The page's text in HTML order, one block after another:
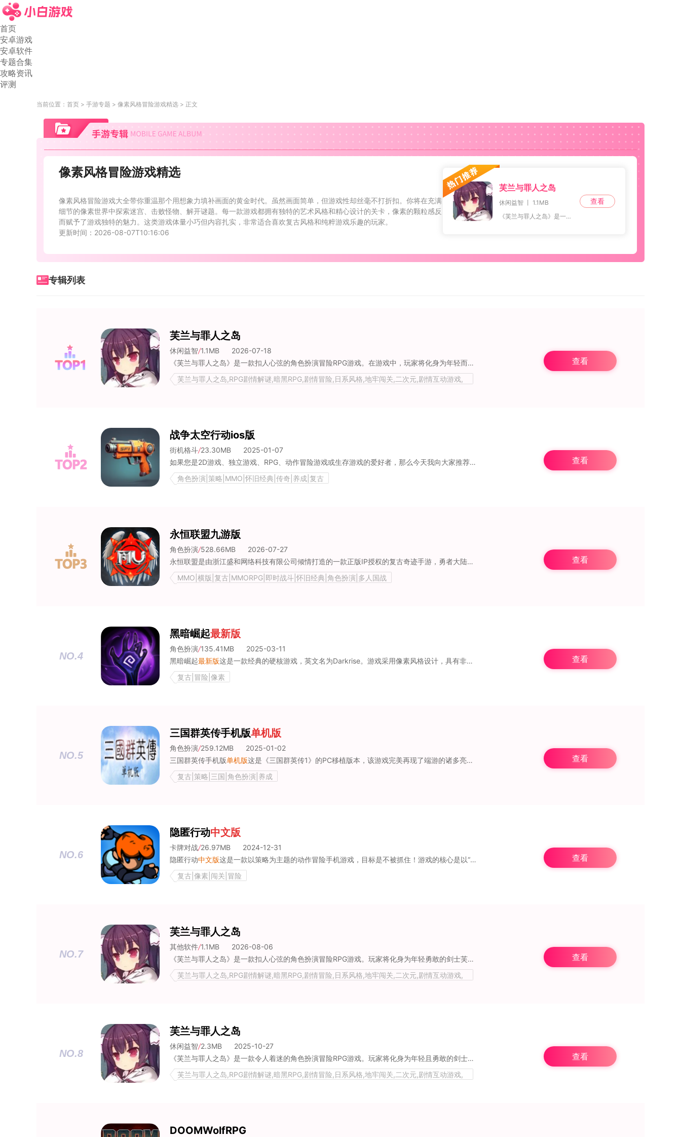
首页
安卓游戏
安卓软件
专题合集
攻略资讯
评测
当前位置： 首页 手游专题 像素风格冒险游戏精选 正文
像素风格冒险游戏精选
像素风格冒险游戏大全带你重温那个用想象力填补画面的黄金时代。虽然画面简单，但游戏性却丝毫不打折扣。你将在充满
细节的像素世界中探索迷宫、击败怪物、解开谜题。每一款游戏都拥有独特的艺术风格和精心设计的关卡，像素的颗粒感反
而赋予了游戏独特的魅力。这类游戏体量小巧但内容扎实，非常适合喜欢复古风格和纯粹游戏乐趣的玩家。
更新时间：2026-08-07T10:16:06
芙兰与罪人之岛
休闲益智 丨 1.1MB
《芙兰与罪人之岛》是一款扣人心弦的角色扮演冒险RPG游戏。在游戏中，玩家将化身为年轻而勇敢的剑士芙兰，因意外闯入而被困于这座岛屿上。为了重获自由，他必须克服重重
查看
专辑列表
芙兰与罪人之岛
休闲益智/1.1MB
2026-07-18
《芙兰与罪人之岛》是一款扣人心弦的角色扮演冒险RPG游戏。在游戏中，玩家将化身为年轻而勇敢的剑士芙兰，因意外闯入而被困于这座岛屿上。为了重获自由，他必须克服重重
芙兰与罪人之岛,RPG剧情解谜,暗黑RPG,剧情冒险,日系风格,地牢闯关,二次元,剧情互动游戏,
查看
战争太空行动ios版
街机格斗/23.30MB
2025-01-07
如果您是2D游戏、独立游戏、RPG、动作冒险游戏或生存游戏的爱好者，那么今天我向大家推荐的这款游戏星际征途iOS版绝对不会让您失望！这是一款以像素风格
角色扮演|策略|MMO|怀旧经典|传奇|养成|复古
查看
永恒联盟九游版
角色扮演/528.66MB
2026-07-27
永恒联盟是由浙江盛和网络科技有限公司倾情打造的一款正版IP授权的复古奇迹手游，勇者大陆，魔物肆虐；神圣降临，审判世间；魔王昆顿现行，决战罗兰之巅。今天小编给大家
MMO|横版|复古|MMORPG|即时战斗|怀旧经典|角色扮演|多人国战
查看
NO.4
黑暗崛起最新版
角色扮演/135.41MB
2025-03-11
黑暗崛起最新版这是一款经典的硬核游戏，英文名为Darkrise。游戏采用像素风格设计，具有非常复古的画面效果及欧美式的暗黑风格，3D画面进一步提升了游戏
复古|冒险|像素
查看
NO.5
三国群英传手机版单机版
角色扮演/259.12MB
2025-01-02
三国群英传手机版单机版这是《三国群英传1》的PC移植版本，该游戏完美再现了端游的诸多亮点，无论是游戏的故事背景，还是其有趣的玩法，都能让玩家在手机上轻松
复古|策略|三国|角色扮演|养成
查看
NO.6
隐匿行动中文版
卡牌对战/26.97MB
2024-12-31
隐匿行动中文版这是一款以策略为主题的动作冒险手机游戏，目标是不被抓住！游戏的核心是以“潜行”为主，玩家需要避开关卡中的陷阱和摄像头，不断向前跳跃以完成挑
复古|像素|闯关|冒险
查看
NO.7
芙兰与罪人之岛
其他软件/1.1MB
2026-08-06
《芙兰与罪人之岛》是一款扣人心弦的角色扮演冒险RPG游戏。玩家将化身为年轻勇敢的剑士芙兰，因意外闯入而被困于此地。为了重获自由，他必须面对严酷的考验和对抗邪恶力
芙兰与罪人之岛,RPG剧情解谜,暗黑RPG,剧情冒险,日系风格,地牢闯关,二次元,剧情互动游戏,
查看
NO.8
芙兰与罪人之岛
休闲益智/2.3MB
2025-10-27
《芙兰与罪人之岛》是一款令人着迷的角色扮演冒险RPG游戏。玩家将化身为年轻且勇敢的剑士芙兰，他因意外闯入此地而被困。为了重获自由，他必须迎接严酷的挑战和对抗邪恶
芙兰与罪人之岛,RPG剧情解谜,暗黑RPG,剧情冒险,日系风格,地牢闯关,二次元,剧情互动游戏,
查看
DOOMWolfRPG